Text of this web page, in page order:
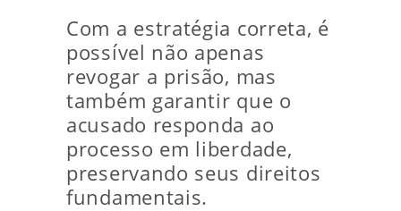
Com a estratégia correta, é
possível não apenas
revogar a prisão, mas
também garantir que o
acusado responda ao
processo em liberdade,
preservando seus direitos
fundamentais.